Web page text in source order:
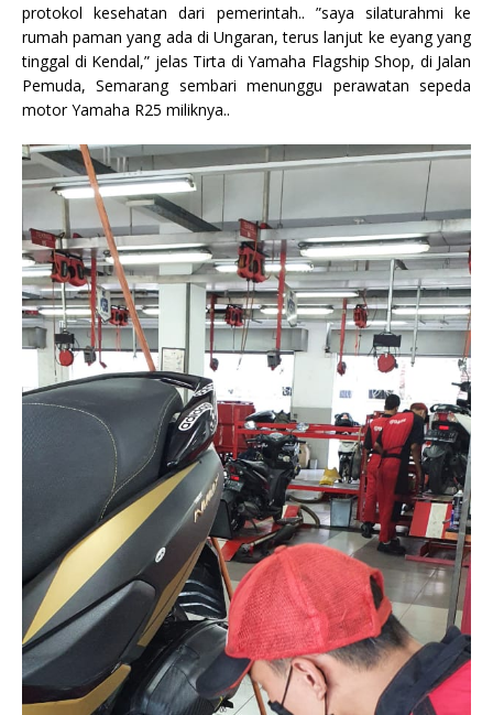
protokol kesehatan dari pemerintah.. ”saya silaturahmi ke
rumah paman yang ada di Ungaran, terus lanjut ke eyang yang
tinggal di Kendal,” jelas Tirta di Yamaha Flagship Shop, di Jalan
Pemuda, Semarang sembari menunggu perawatan sepeda
motor Yamaha R25 miliknya..